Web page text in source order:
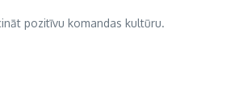
pozitīvu komandas kultūru.